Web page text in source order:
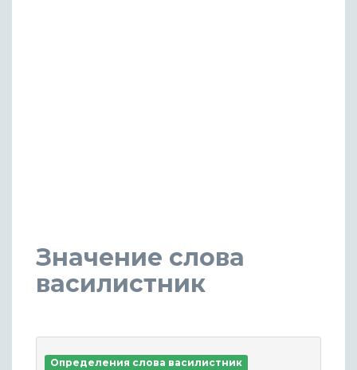
Значение слова
василистник
Определения слова василистник